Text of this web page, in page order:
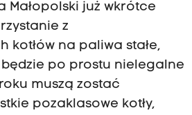
Małopolski już wkrótce
z
kotłów na paliwa stałe,
po prostu nielegalne
muszą zostać
pozaklasowe kotły,